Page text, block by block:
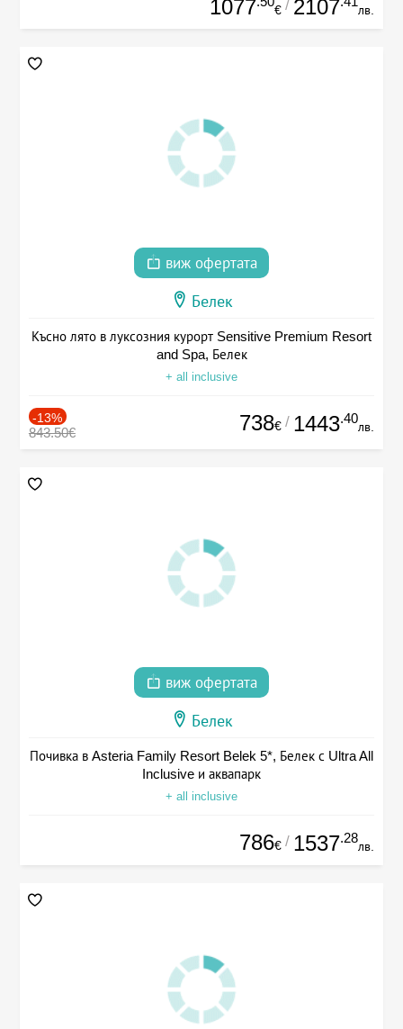
1077 € / 2107 лв.
виж офертата
Белек
Късно лято в луксозния курорт Sensitive Premium Resort
and Spa, Белек
+ all inclusive
-13%
843.50€ 738€ / 1443.40
лв.
виж офертата
Белек
Почивка в Asteria Family Resort Belek 5*, Белек с Ultra All
Inclusive и аквапарк
+ all inclusive
786€ / 1537.28
лв.